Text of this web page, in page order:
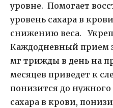
уровне. Помогает
уровень сахара в
снижению веса.
Каждодневный прием
мг трижды в день на
месяцев приведет к
понизится до нужного
сахара в крови,